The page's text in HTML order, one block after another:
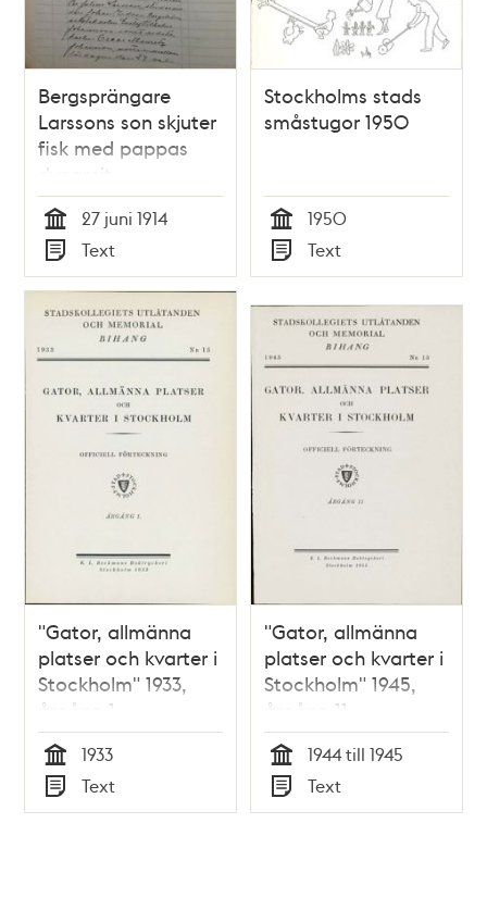
Bergsprängare
Larssons son skjuter
fisk med pappas
dynamit -
polisrapport 1914
Tid
27 juni 1914
Typ
Text
Stockholms stads
småstugor 1950
Tid
1950
Typ
Text
"Gator, allmänna
platser och kvarter i
Stockholm" 1933,
årgång 1
Tid
1933
Typ
Text
"Gator, allmänna
platser och kvarter i
Stockholm" 1945,
årgång 11
Tid
1944 till 1945
Typ
Text